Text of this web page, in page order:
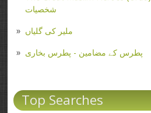
شخصیات
ملیر کی گلیاں
پطرس کے مضامین - پطرس بخاری
Top Searches